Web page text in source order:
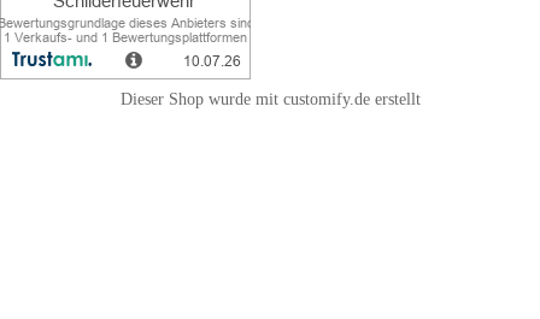
Dieser Shop wurde mit customify.de erstellt